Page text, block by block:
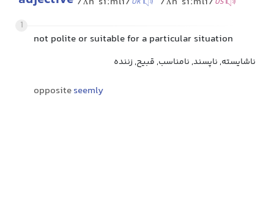
1
not polite or suitable for a particular situation
ناشایسته, ناپسند, نامناسب, قبیح, زننده
oppositeseemly